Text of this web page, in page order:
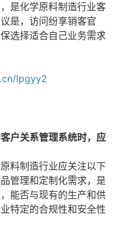
是化学原料制造行业客
是，访问纷享销客官
选择适合自己业务需求
lpgyy2
户关系管理系统时，应
料制造行业应关注以下
管理和定制化需求，是
能否与现有的生产和供
特定的合规性和安全性